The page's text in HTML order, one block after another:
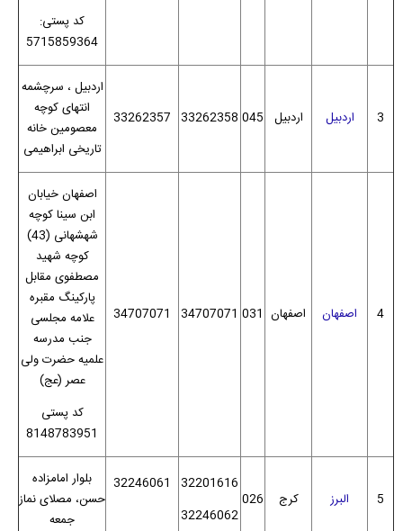
کد پستی:
5715859364
اردبیل ، سرچشمه
انتهای کوچه
معصومین خانه
تاریخی ابراهیمی
33262357 33262358 045 اردبیل اردبیل 3
اصفهان خیابان
ابن سینا کوچه
شهشهانی (43)
کوچه شهید
مصطفوی مقابل
پارکینگ مقبره
علامه مجلسی
جنب مدرسه
علمیه حضرت ولی
عصر (عج)
کد پستی
8148783951
34707071 34707071 031 اصفهان اصفهان 4
بلوار امامزاده
حسن، مصلای نماز
جمعه
32246061
32201616
32246062
026 کرج البرز 5